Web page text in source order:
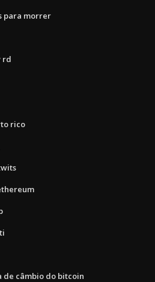
para morrer
rd
rico
câmbio do bitcoin